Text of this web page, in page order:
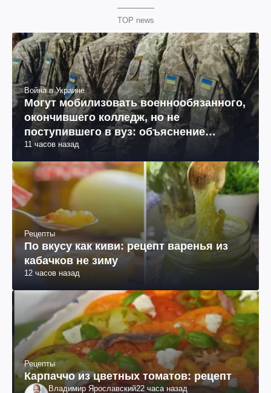
TOP news
Война в Украине
Могут мобилизовать военнообязанного,
окончившего колледж, но не
поступившего в вуз: объяснение
юриста
11 часов назад
Рецепты
По вкусу как киви: рецепт варенья из
кабачков не зиму
12 часов назад
Рецепты
Карпаччо из цветных томатов: рецепт
Владимир Ярославский22 часа назад